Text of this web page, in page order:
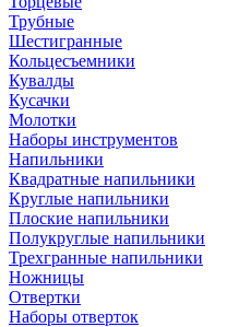
Трубные
Шестигранные
Кольцесъемники
Кувалды
Кусачки
Молотки
Наборы инструментов
Напильники
Квадратные напильники
Круглые напильники
Плоские напильники
Полукруглые напильники
Трехгранные напильники
Ножницы
Отвертки
Наборы отверток